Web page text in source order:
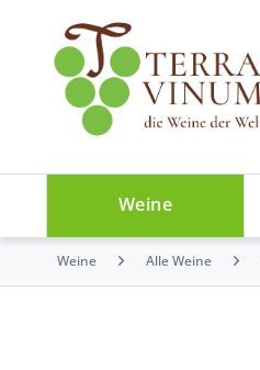
Weine
Weine Alle Weine